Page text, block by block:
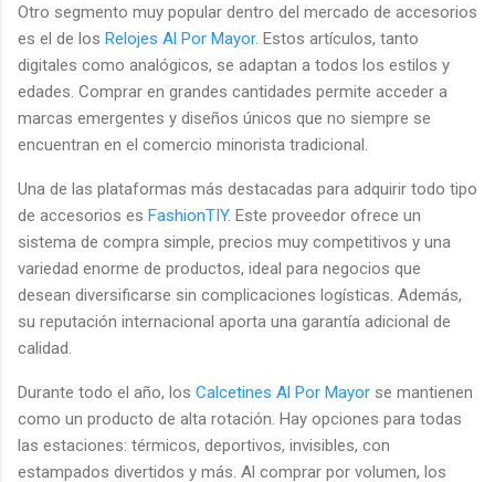
Otro segmento muy popular dentro del mercado de accesorios
es el de los Relojes Al Por Mayor. Estos artículos, tanto
digitales como analógicos, se adaptan a todos los estilos y
edades. Comprar en grandes cantidades permite acceder a
marcas emergentes y diseños únicos que no siempre se
encuentran en el comercio minorista tradicional.
Una de las plataformas más destacadas para adquirir todo tipo
de accesorios es FashionTIY. Este proveedor ofrece un
sistema de compra simple, precios muy competitivos y una
variedad enorme de productos, ideal para negocios que
desean diversificarse sin complicaciones logísticas. Además,
su reputación internacional aporta una garantía adicional de
calidad.
Durante todo el año, los Calcetines Al Por Mayor se mantienen
como un producto de alta rotación. Hay opciones para todas
las estaciones: térmicos, deportivos, invisibles, con
estampados divertidos y más. Al comprar por volumen, los